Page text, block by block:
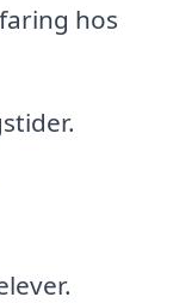
hos